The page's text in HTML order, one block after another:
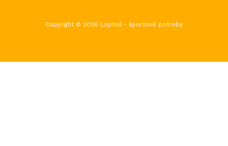
Copyright © 2026 Loptoš - športové potreby